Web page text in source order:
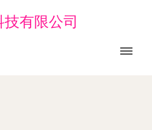
有限公司